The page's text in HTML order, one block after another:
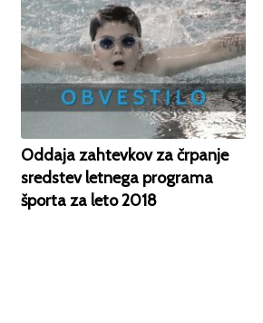
Oddaja zahtevkov za črpanje
sredstev letnega programa
športa za leto 2018